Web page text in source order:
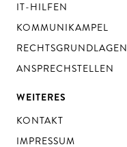
IT-HILFEN
KOMMUNIKAMPEL
RECHTSGRUNDLAGEN
ANSPRECHSTELLEN
WEITERES
KONTAKT
IMPRESSUM